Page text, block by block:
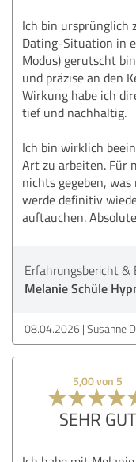
Ich bin ursprünglich
Dating-Situation in
Modus) gerutscht
und präzise an den
Wirkung habe ich
tief und nachhaltig.
Ich bin wirklich
Art zu arbeiten. Für
nichts gegeben,
werde definitiv
auftauchen.
Erfahrungsbericht &
Melanie Schüle
08.04.2026 Susanne
5,00 von 5
SEHR GUT